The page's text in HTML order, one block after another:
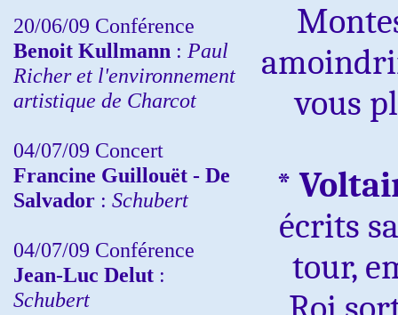
20/06/09 Conférence
Benoit Kullmann : Paul
Richer et l'environnement
artistique de Charcot
04/07/09 Concert
Francine Guillouët - De
Salvador : Schubert
04/07/09 Conférence
Jean-Luc Delut :
Schubert
vous
*
écrits
tour,